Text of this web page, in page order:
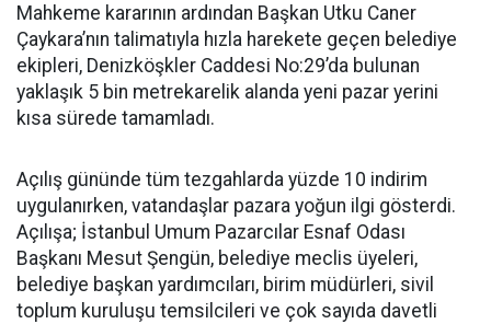
Mahkeme kararının ardından Başkan Utku Caner
Çaykara’nın talimatıyla hızla harekete geçen belediye
ekipleri, Denizköşkler Caddesi No:29’da bulunan
yaklaşık 5 bin metrekarelik alanda yeni pazar yerini
kısa sürede tamamladı.
Açılış gününde tüm tezgahlarda yüzde 10 indirim
uygulanırken, vatandaşlar pazara yoğun ilgi gösterdi.
Açılışa; İstanbul Umum Pazarcılar Esnaf Odası
Başkanı Mesut Şengün, belediye meclis üyeleri,
belediye başkan yardımcıları, birim müdürleri, sivil
toplum kuruluşu temsilcileri ve çok sayıda davetli